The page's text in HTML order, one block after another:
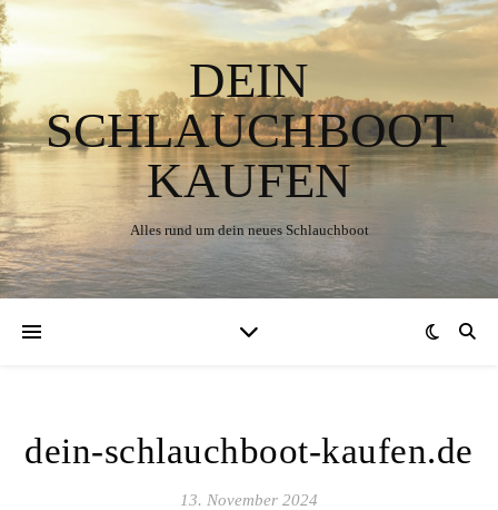
DEIN
SCHLAUCHBOOT
KAUFEN
Alles rund um dein neues Schlauchboot
dein-schlauchboot-kaufen.de
13. November 2024